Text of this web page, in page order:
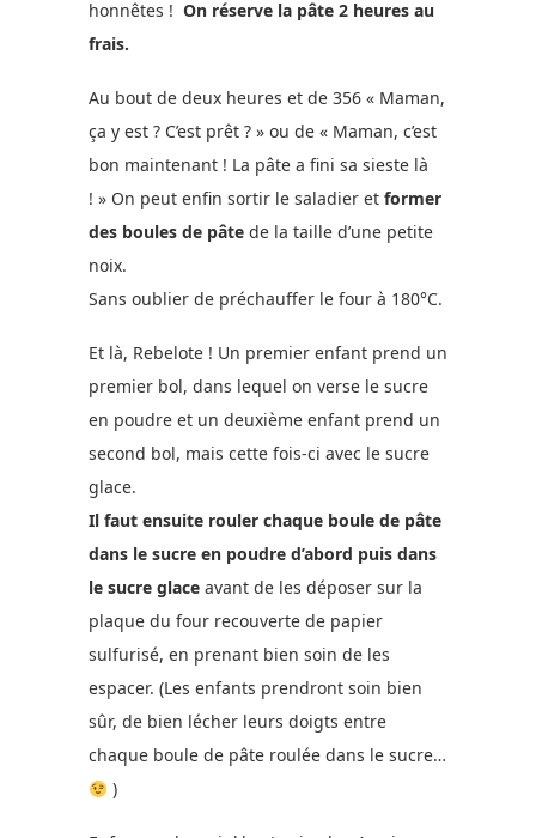
honnêtes ! On réserve la pâte 2 heures au
frais.
Au bout de deux heures et de 356 « Maman,
ça y est ? C’est prêt ? » ou de « Maman, c’est
bon maintenant ! La pâte a fini sa sieste là
! » On peut enfin sortir le saladier et former
des boules de pâte de la taille d’une petite
noix.
Sans oublier de préchauffer le four à 180°C.
Et là, Rebelote ! Un premier enfant prend un
premier bol, dans lequel on verse le sucre
en poudre et un deuxième enfant prend un
second bol, mais cette fois-ci avec le sucre
glace.
Il faut ensuite rouler chaque boule de pâte
dans le sucre en poudre d’abord puis dans
le sucre glace avant de les déposer sur la
plaque du four recouverte de papier
sulfurisé, en prenant bien soin de les
espacer. (Les enfants prendront soin bien
sûr, de bien lécher leurs doigts entre
chaque boule de pâte roulée dans le sucre…
)